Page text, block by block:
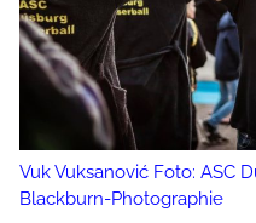
Vuk Vuksanović Foto: ASC
Blackburn-Photographie